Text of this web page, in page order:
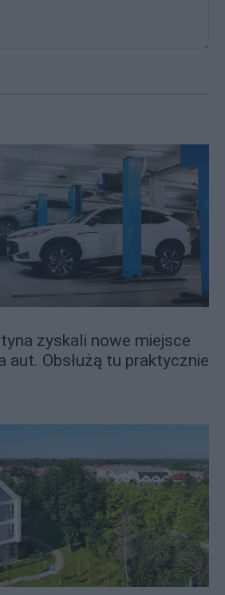
zyskali nowe miejsce
aut. Obsłużą tu praktycznie